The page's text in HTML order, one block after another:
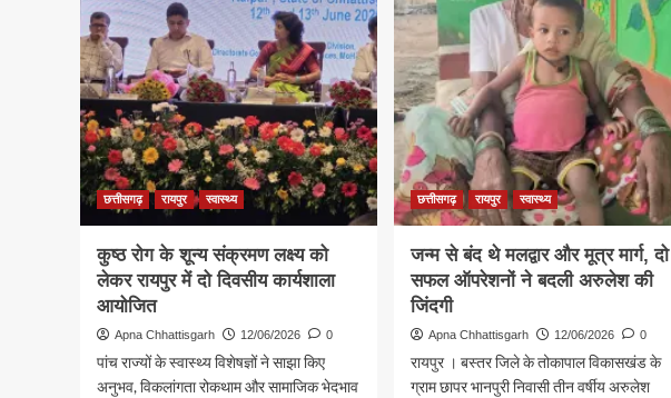
आत्मविश्वास
का
उत्सव
‘एसईसीएल
नारी
राग-
रंग
महोत्सव
2026’
का
भव्य
शुभारंभ
संबंधी
संसदीय
स्थायी
समिति
ने
किया
भारत-
अमेरिका
व्यापार
संबंधों
का
मूल्यांकन
छत्तीसगढ़ रायपुर स्वास्थ्य
कुष्ठ रोग के शून्य संक्रमण लक्ष्य को
लेकर रायपुर में दो दिवसीय कार्यशाला
आयोजित
Apna Chhattisgarh 12/06/2026 0
पांच राज्यों के स्वास्थ्य विशेषज्ञों ने साझा किए
अनुभव, विकलांगता रोकथाम और सामाजिक भेदभाव
छत्तीसगढ़ रायपुर स्वास्थ्य
जन्म से बंद थे मलद्वार और मूत्र मार्ग, दो
सफल ऑपरेशनों ने बदली अरुलेश की
जिंदगी
Apna Chhattisgarh 12/06/2026 0
रायपुर । बस्तर जिले के तोकापाल विकासखंड के
ग्राम छापर भानपुरी निवासी तीन वर्षीय अरुलेश